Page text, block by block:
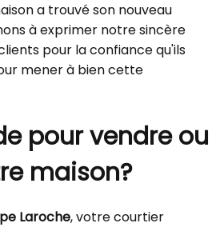
a trouvé son nouveau
à exprimer notre sincère
pour la confiance qu'ils
mener à bien cette
pour vendre ou
maison?
Laroche, votre courtier